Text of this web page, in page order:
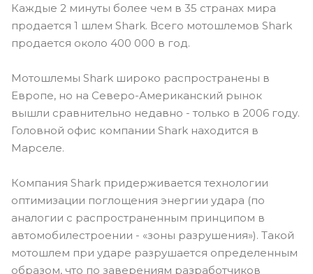
Каждые 2 минуты более чем в 35 странах мира
продается 1 шлем Shark. Всего мотошлемов Shark
продается около 400 000 в год.
Мотошлемы Shark широко распространены в
Европе, но на Северо-Американский рынок
вышли сравнительно недавно - только в 2006 году.
Головной офис компании Shark находится в
Марселе.
Компания Shark придерживается технологии
оптимизации поглощения энергии удара (по
аналогии с распространенным принципом в
автомобилестроении - «зоны разрушения»). Такой
мотошлем при ударе разрушается определенным
образом, что по заверениям разработчиков